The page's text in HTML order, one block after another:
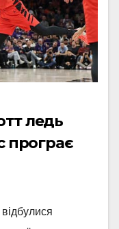
ледь
програє